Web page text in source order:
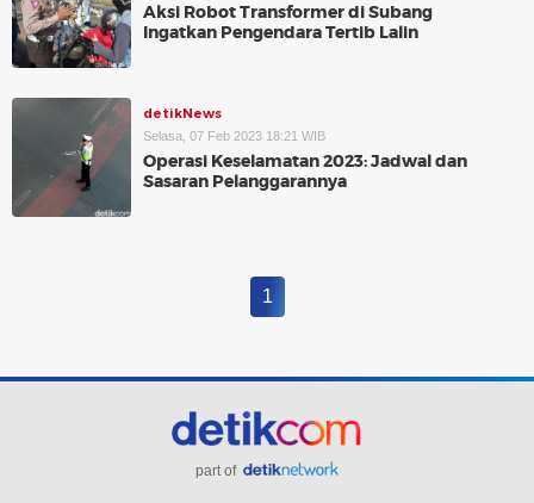
Aksi Robot Transformer di Subang
Ingatkan Pengendara Tertib Lalin
detikNews
Selasa, 07 Feb 2023 18:21 WIB
Operasi Keselamatan 2023: Jadwal dan
Sasaran Pelanggarannya
1
part of